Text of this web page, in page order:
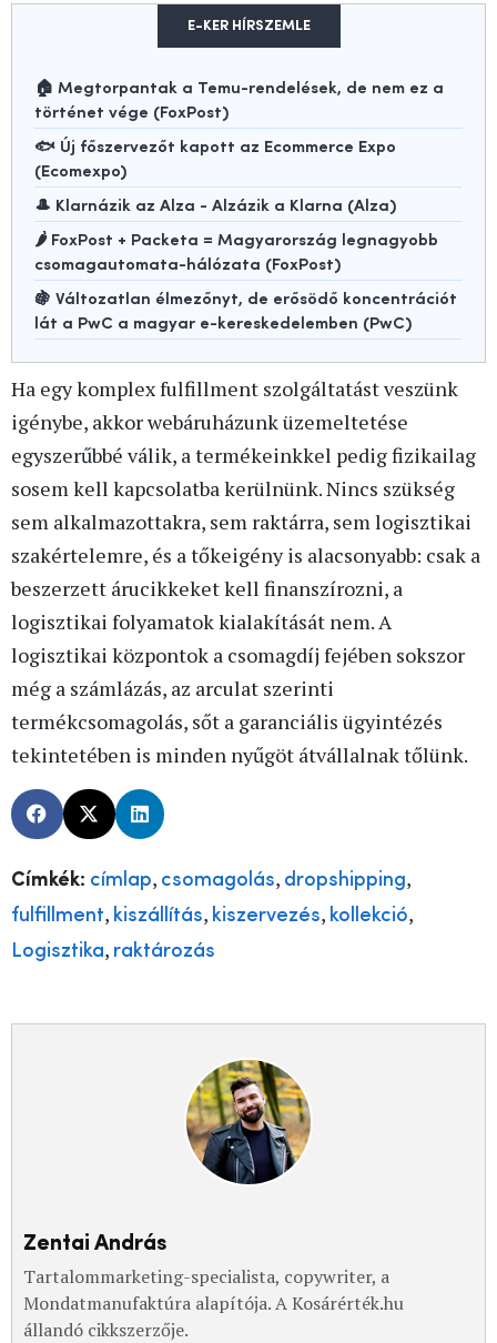
E-KER HÍRSZEMLE
🏠 Megtorpantak a Temu-rendelések, de nem ez a
történet vége (FoxPost)
🐟 Új főszervezőt kapott az Ecommerce Expo
(Ecomexpo)
🎩 Klarnázik az Alza - Alzázik a Klarna (Alza)
🌶️ FoxPost + Packeta = Magyarország legnagyobb
csomagautomata-hálózata (FoxPost)
🍇 Változatlan élmezőnyt, de erősödő koncentrációt
lát a PwC a magyar e-kereskedelemben (PwC)
Ha egy komplex fulfillment szolgáltatást veszünk
igénybe, akkor webáruházunk üzemeltetése
egyszerűbbé válik, a termékeinkkel pedig fizikailag
sosem kell kapcsolatba kerülnünk. Nincs szükség
sem alkalmazottakra, sem raktárra, sem logisztikai
szakértelemre, és a tőkeigény is alacsonyabb: csak a
beszerzett árucikkeket kell finanszírozni, a
logisztikai folyamatok kialakítását nem. A
logisztikai központok a csomagdíj fejében sokszor
még a számlázás, az arculat szerinti
termékcsomagolás, sőt a garanciális ügyintézés
tekintetében is minden nyűgöt átvállalnak tőlünk.
Címkék: címlap, csomagolás, dropshipping,
fulfillment, kiszállítás, kiszervezés, kollekció,
Logisztika, raktározás
Zentai András
Tartalommarketing-specialista, copywriter, a
Mondatmanufaktúra alapítója. A Kosárérték.hu
állandó cikkszerzője.